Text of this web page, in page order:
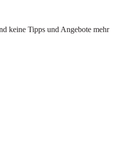
keine Tipps und Angebote mehr